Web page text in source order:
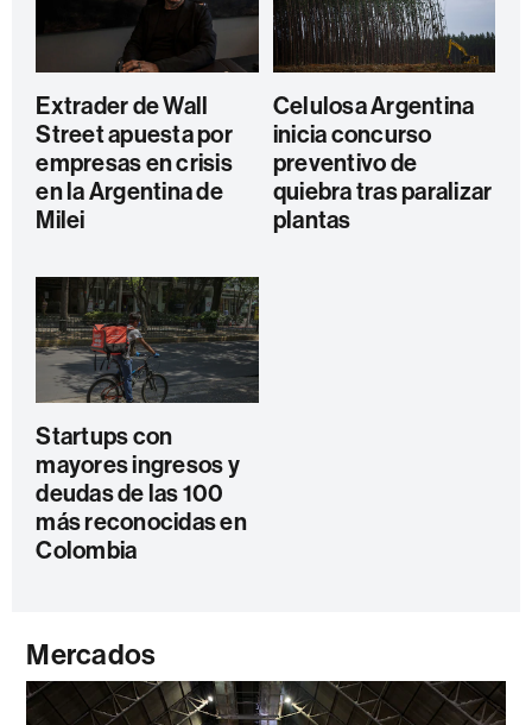
Extrader de Wall
Street apuesta por
empresas en crisis
en la Argentina de
Milei
Celulosa Argentina
inicia concurso
preventivo de
quiebra tras paralizar
plantas
Startups con
mayores ingresos y
deudas de las 100
más reconocidas en
Colombia
Mercados